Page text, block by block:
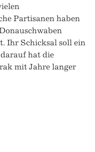
Partisanen haben
Ihr Schicksal soll ein
hat die
mit Jahre langer